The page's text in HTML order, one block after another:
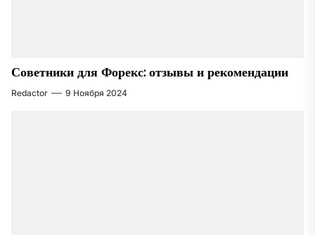
Советники для Форекс: отзывы и рекомендации
Redactor 9 Ноября 2024